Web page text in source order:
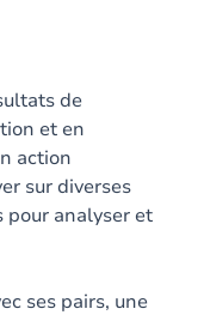
de
et en
action
sur diverses
pour analyser et
ses pairs, une